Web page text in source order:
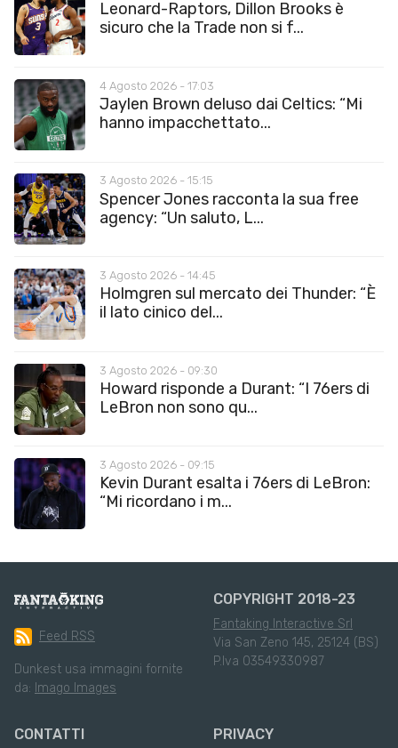
Leonard-Raptors, Dillon Brooks è
sicuro che la Trade non si f...
4 Agosto 2026 - 17:03
Jaylen Brown deluso dai Celtics: “Mi
hanno impacchettato...
3 Agosto 2026 - 15:15
Spencer Jones racconta la sua free
agency: “Un saluto, L...
3 Agosto 2026 - 14:45
Holmgren sul mercato dei Thunder: “È
il lato cinico del...
3 Agosto 2026 - 09:30
Howard risponde a Durant: “I 76ers di
LeBron non sono qu...
3 Agosto 2026 - 09:15
Kevin Durant esalta i 76ers di LeBron:
“Mi ricordano i m...
Feed RSS
Dunkest usa immagini fornite
da: Imago Images
COPYRIGHT 2018-23
Fantaking Interactive Srl
Via San Zeno 145, 25124 (BS)
P.Iva 03549330987
CONTATTI PRIVACY